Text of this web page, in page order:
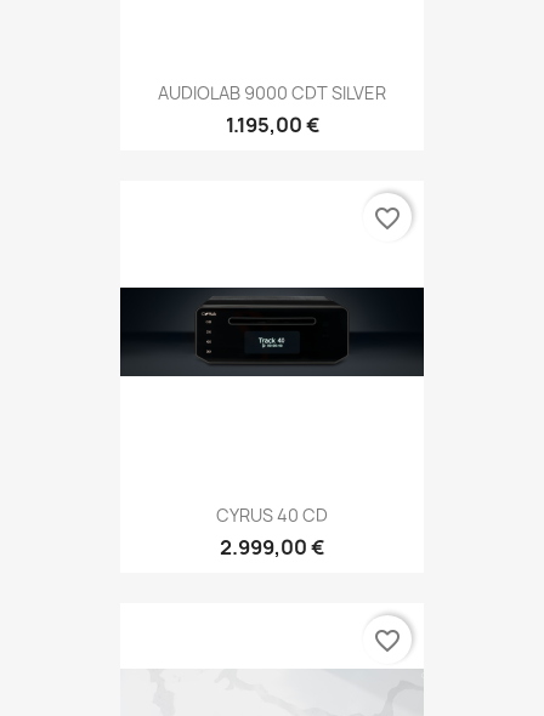
AUDIOLAB 9000 CDT SILVER
1.195,00 €
CYRUS 40 CD
2.999,00 €
favorite_border
favorite_border